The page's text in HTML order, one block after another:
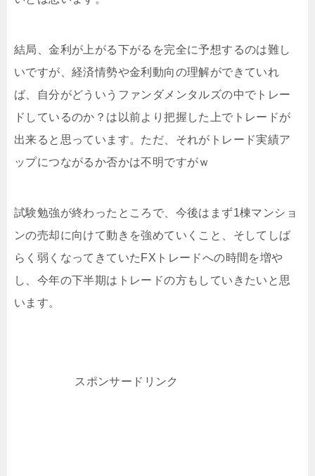
結局、金利が上がる下がるを完全に予想するのは難し
いですが、経済情勢や金利動向の理解ができていれ
ば、自分がどういうファンダメンタルズの中でトレー
ドしているのか？は以前より把握した上でトレードが
出来ると思っています。ただ、それがトレード実績ア
ップにつながるか否かは不明ですがｗ
試験勉強が終わったところで、今後はまず1棟マンショ
ンの売却に向けて動きを強めていくこと、そしてしば
らく弱くなってきていたFXトレードへの時間を増や
し、今年の下半期はトレードの方もしていきたいと思
います。
スポンサードリンク